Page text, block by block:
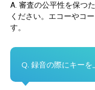
A. 審査の公平性を保つ
ください。エコーやコ
す。
Q. 録音の際にキー